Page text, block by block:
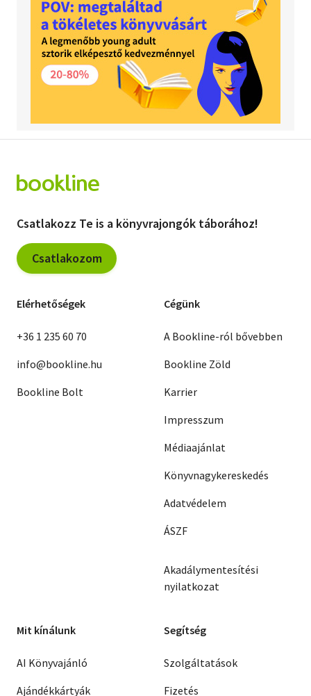
Csatlakozz Te is a könyvrajongók táborához!
Csatlakozom
Elérhetőségek
+36 1 235 60 70
info@bookline.hu
Bookline Bolt
Cégünk
A Bookline-ról bővebben
Bookline Zöld
Karrier
Impresszum
Médiaajánlat
Könyvnagykereskedés
Adatvédelem
ÁSZF
Akadálymentesítési
nyilatkozat
Mit kínálunk
AI Könyvajánló
Ajándékkártyák
Segítség
Szolgáltatások
Fizetés